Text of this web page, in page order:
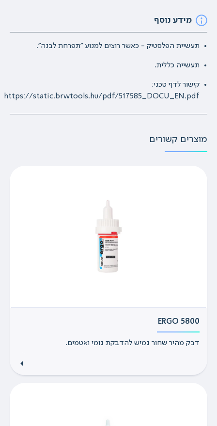
מידע נוסף
תעשיית הפלסטיק - כאשר רוצים למנוע "תפרחת לבנה".
תעשייה כללית.
קישור לדף טכני:
https://static.brwtools.hu/pdf/517585_DOCU_EN.pdf
מוצרים קשורים
ERGO 5800
דבק מהיר שחור גמיש להדבקת גומי ואטמים.